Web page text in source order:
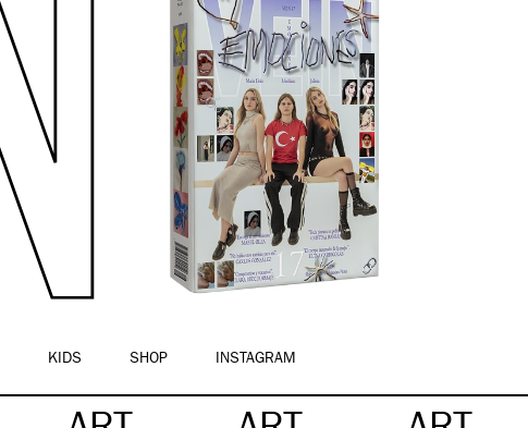
KIDS SHOP INSTAGRAM